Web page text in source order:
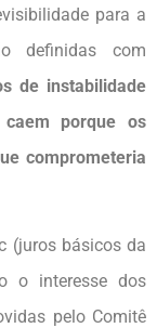
para a
definidas com
de instabilidade
porque os
comprometeria
(juros básicos da
o interesse dos
pelo Comitê